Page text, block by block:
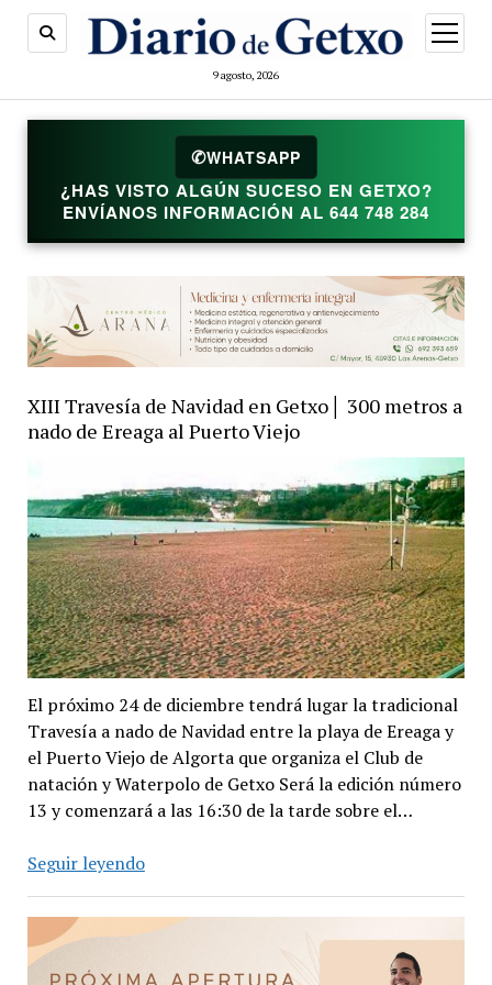
9 agosto, 2026
abrir
menú
✆WHATSAPP
¿HAS VISTO ALGÚN SUCESO EN GETXO?
ENVÍANOS INFORMACIÓN AL 644 748 284
XIII Travesía de Navidad en Getxo│ 300 metros a
nado de Ereaga al Puerto Viejo
El próximo 24 de diciembre tendrá lugar la tradicional
Travesía a nado de Navidad entre la playa de Ereaga y
el Puerto Viejo de Algorta que organiza el Club de
natación y Waterpolo de Getxo Será la edición número
13 y comenzará a las 16:30 de la tarde sobre el…
Seguir leyendoXIII
de
en